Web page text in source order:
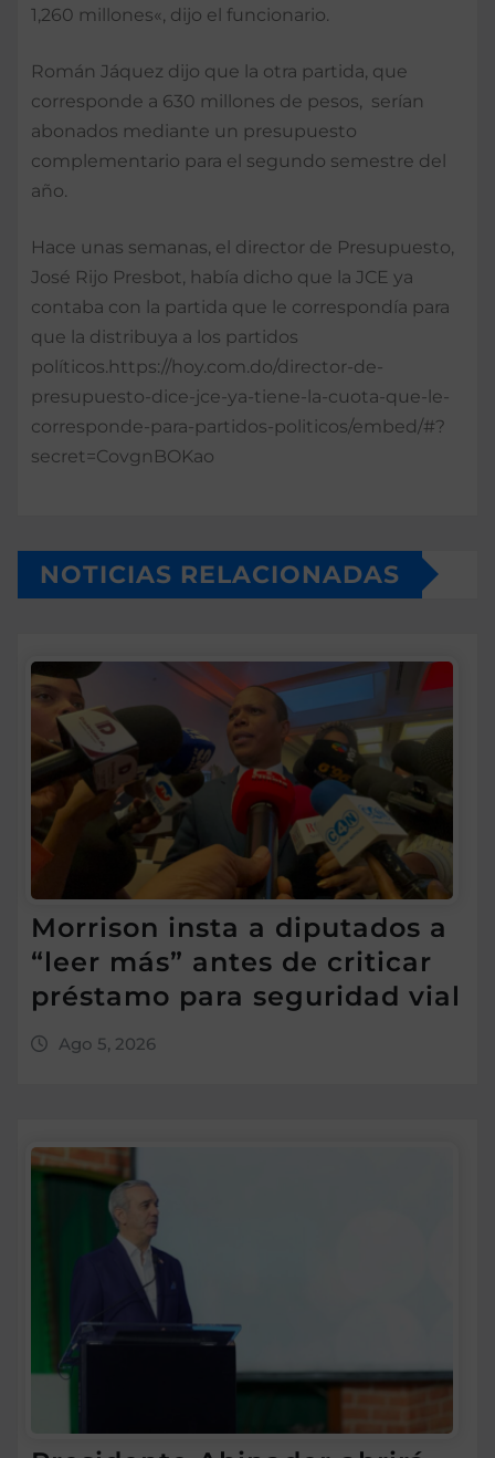
1,260 millones«, dijo el funcionario.
Román Jáquez dijo que la otra partida, que
corresponde a 630 millones de pesos, serían
abonados mediante un presupuesto
complementario para el segundo semestre del
año.
Hace unas semanas, el director de Presupuesto,
José Rijo Presbot, había dicho que la JCE ya
contaba con la partida que le correspondía para
que la distribuya a los partidos
políticos.https://hoy.com.do/director-de-
presupuesto-dice-jce-ya-tiene-la-cuota-que-le-
corresponde-para-partidos-politicos/embed/#?
secret=CovgnBOKao
NOTICIAS RELACIONADAS
Morrison insta a diputados a
“leer más” antes de criticar
préstamo para seguridad vial
Ago 5, 2026